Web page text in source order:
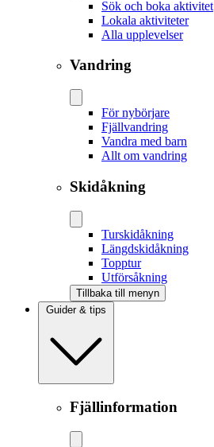
Sök och boka aktivitet
Lokala aktiviteter
Alla upplevelser
Vandring
För nybörjare
Fjällvandring
Vandra med barn
Allt om vandring
Skidåkning
Tur­skidåkning
Längd­skidåkning
Topptur
Utförsåkning
Tillbaka till menyn
Guider & tips
Fjällinformation